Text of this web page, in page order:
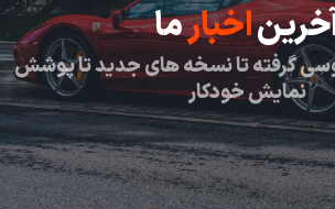
اخبارما
گرفته تا نسخه های جدید تا پوشش
نمایش خودکار